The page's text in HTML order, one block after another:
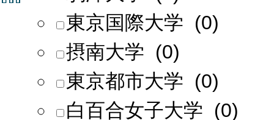
東京国際大学 (0)
摂南大学 (0)
東京都市大学 (0)
白百合女子大学 (0)